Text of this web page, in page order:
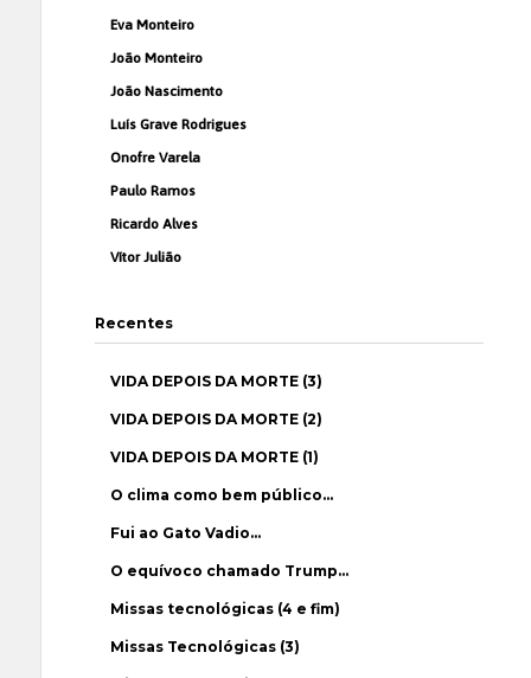
Eva Monteiro
João Monteiro
João Nascimento
Luís Grave Rodrigues
Onofre Varela
Paulo Ramos
Ricardo Alves
Vítor Julião
Recentes
VIDA DEPOIS DA MORTE (3)
VIDA DEPOIS DA MORTE (2)
VIDA DEPOIS DA MORTE (1)
O clima como bem público…
Fui ao Gato Vadio…
O equívoco chamado Trump…
Missas tecnológicas (4 e fim)
Missas Tecnológicas (3)